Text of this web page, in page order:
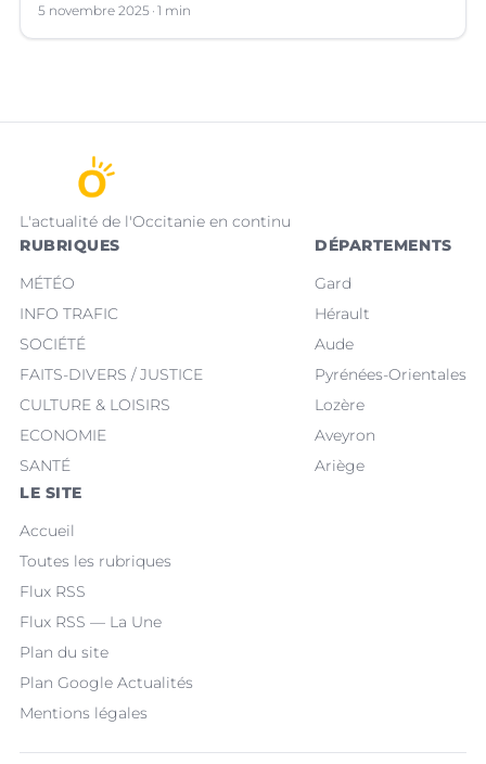
5 novembre 2025 1 min
L'actualité de l'Occitanie en continu
RUBRIQUES
MÉTÉO
INFO TRAFIC
SOCIÉTÉ
FAITS-DIVERS / JUSTICE
CULTURE & LOISIRS
ECONOMIE
SANTÉ
DÉPARTEMENTS
Gard
Hérault
Aude
Pyrénées-Orientales
Lozère
Aveyron
Ariège
LE SITE
Accueil
Toutes les rubriques
Flux RSS
Flux RSS — La Une
Plan du site
Plan Google Actualités
Mentions légales